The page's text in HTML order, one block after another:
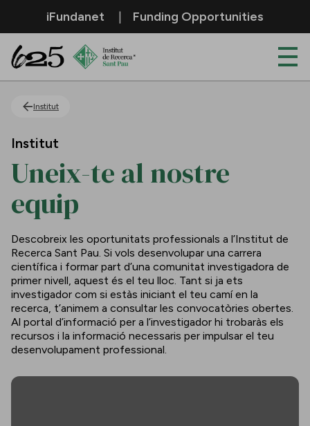
Salta al contingut principal
iFundanet Funding Opportunities
Institut
Institut
Uneix-te al nostre
equip
Descobreix les oportunitats professionals a l’Institut de
Recerca Sant Pau. Si vols desenvolupar una carrera
científica i formar part d’una comunitat investigadora de
primer nivell, aquest és el teu lloc. Tant si ja ets
investigador com si estàs iniciant el teu camí en la
recerca, t’animem a consultar les convocatòries obertes.
Al portal d’informació per a l’investigador hi trobaràs els
recursos i la informació necessaris per impulsar el teu
desenvolupament professional.